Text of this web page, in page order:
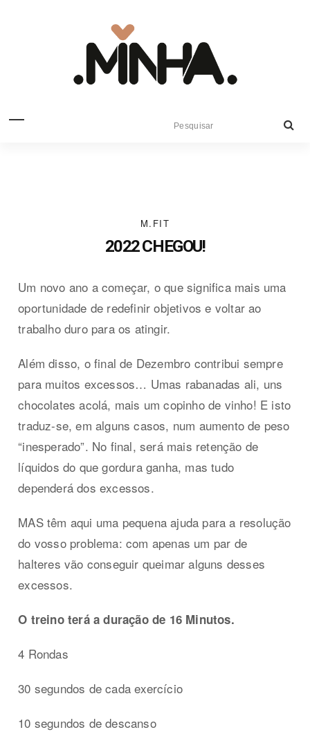
M.FIT
2022 CHEGOU!
Um novo ano a começar, o que significa mais uma
oportunidade de redefinir objetivos e voltar ao
trabalho duro para os atingir.
Além disso, o final de Dezembro contribui sempre
para muitos excessos… Umas rabanadas ali, uns
chocolates acolá, mais um copinho de vinho! E isto
traduz-se, em alguns casos, num aumento de peso
“inesperado”. No final, será mais retenção de
líquidos do que gordura ganha, mas tudo
dependerá dos excessos.
MAS têm aqui uma pequena ajuda para a resolução
do vosso problema: com apenas um par de
halteres vão conseguir queimar alguns desses
excessos.
O treino terá a duração de 16 Minutos.
4 Rondas
30 segundos de cada exercício
10 segundos de descanso